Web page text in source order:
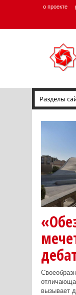
о проекте
вызывает